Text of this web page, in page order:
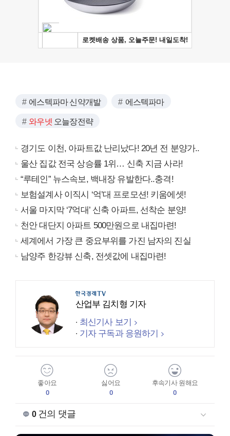
에스텍파마 신약개발 에스텍파마
와우넷 오늘장전략
경기도 이천, 아파트값 난리났다! 20년 전 분양가..
울산 집값 전국 상승률 1위… 신축 지금 사라!
“루테인” 뉴스속보, 백내장 유발한다..충격!
보험설계사 이직시 ‘억’대 프로모션! 키움에셋!
서울 마지막 ‘7억대’ 신축 아파트, 선착순 분양!
천안 대단지 아파트 500만원으로 내집마련!
세계에서 가장 큰 중요부위를 가진 남자의 진실
남양주 한강뷰 신축, 전셋값에 내집마련!
산업부 김치형 기자
최신기사 보기
기자 구독과 응원하기
좋아요
0
싫어요
0
후속기사 원해요
0
0건의 댓글